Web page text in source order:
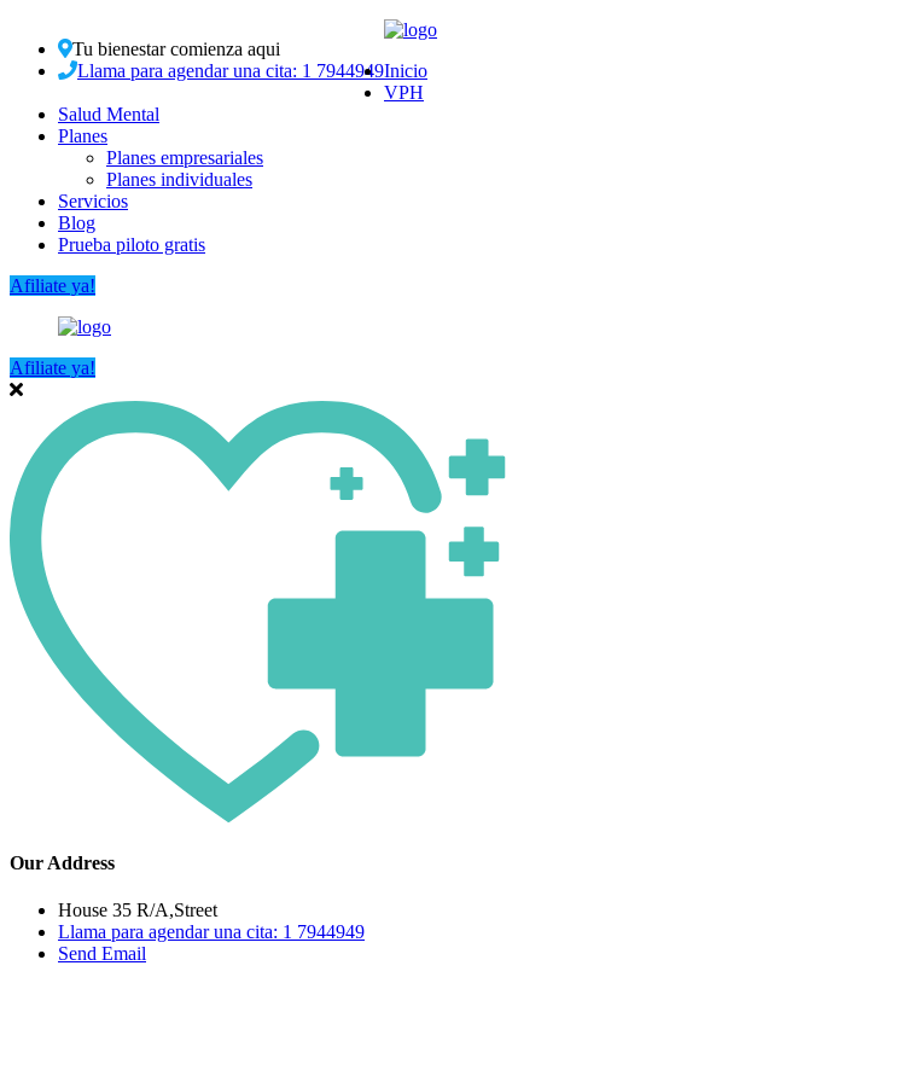
Tu bienestar comienza aqui
Llama para agendar una cita: 1 7944949Inicio
VPH
Salud Mental
Planes
Planes empresariales
Planes individuales
Servicios
Blog
Prueba piloto gratis
Afiliate ya!
Afiliate ya!
Our Address
House 35 R/A,Street
Llama para agendar una cita: 1 7944949
Send Email